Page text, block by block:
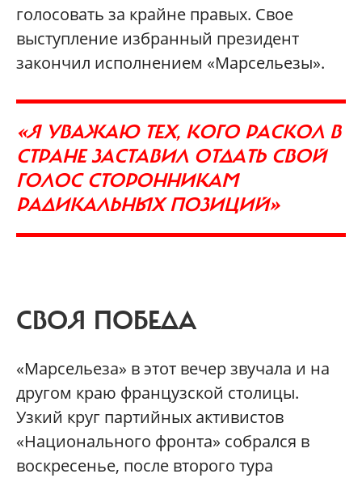
голосовать за крайне правых. Свое
выступление избранный президент
закончил исполнением «Марсельезы».
«Я УВАЖАЮ ТЕХ, КОГО РАСКОЛ В
СТРАНЕ ЗАСТАВИЛ ОТДАТЬ СВОЙ
ГОЛОС СТОРОННИКАМ
РАДИКАЛЬНЫХ ПОЗИЦИЙ»
СВОЯ ПОБЕДА
«Марсельеза» в этот вечер звучала и на
другом краю французской столицы.
Узкий круг партийных активистов
«Национального фронта» собрался в
воскресенье, после второго тура